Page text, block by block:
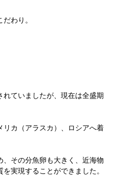
わり。
ていましたが、現在は全盛期
リカ（アラスカ）、ロシアへ着
その分魚卵も大きく、近海物
実現することができました。